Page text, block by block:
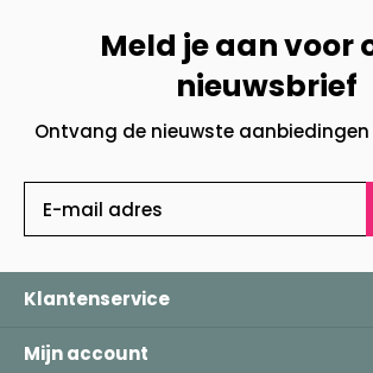
Meld je aan voor
nieuwsbrief
Ontvang de nieuwste
Klantenservice
Mijn account